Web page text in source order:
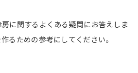
に関するよくある疑問にお答えしま
るための参考にしてください。